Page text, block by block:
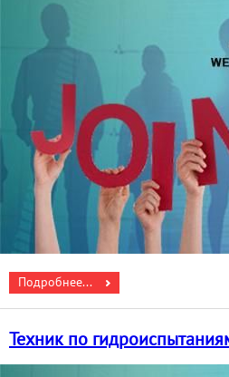
Подробнее...
Техник по